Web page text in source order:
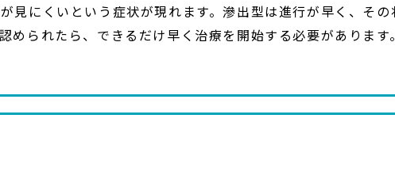
見にくいという症状が現れます。滲出型は進行が早く、その
められたら、できるだけ早く治療を開始する必要があります